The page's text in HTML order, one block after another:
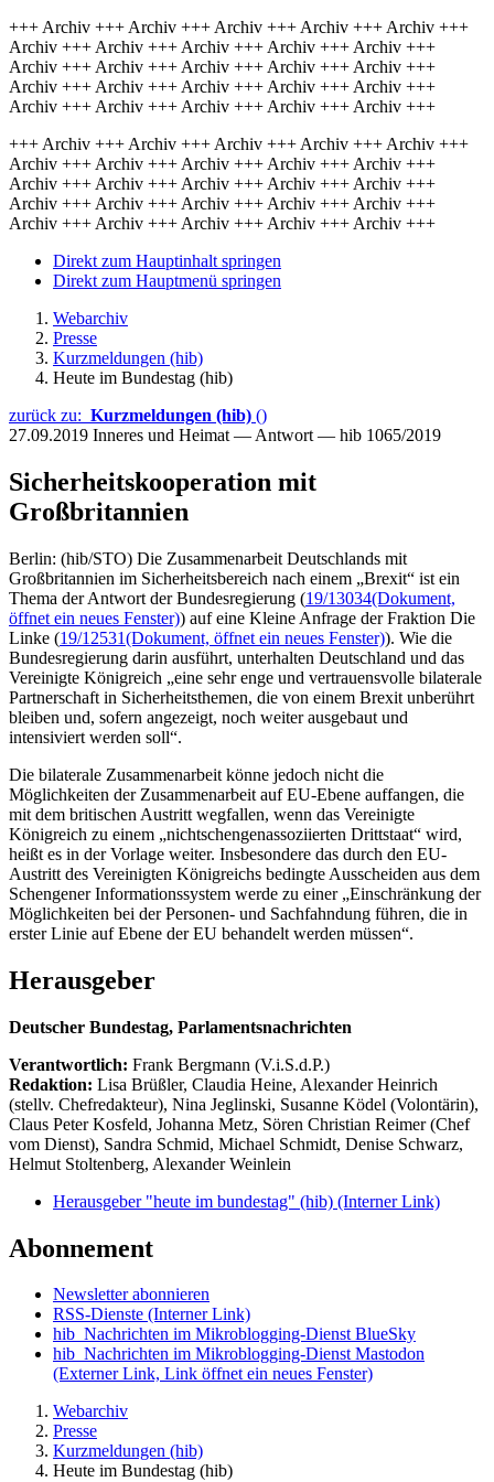
+++ Archiv +++ Archiv +++ Archiv +++ Archiv +++ Archiv +++
Archiv +++ Archiv +++ Archiv +++ Archiv +++ Archiv +++
Archiv +++ Archiv +++ Archiv +++ Archiv +++ Archiv +++
Archiv +++ Archiv +++ Archiv +++ Archiv +++ Archiv +++
Archiv +++ Archiv +++ Archiv +++ Archiv +++ Archiv +++
+++ Archiv +++ Archiv +++ Archiv +++ Archiv +++ Archiv +++
Archiv +++ Archiv +++ Archiv +++ Archiv +++ Archiv +++
Archiv +++ Archiv +++ Archiv +++ Archiv +++ Archiv +++
Archiv +++ Archiv +++ Archiv +++ Archiv +++ Archiv +++
Archiv +++ Archiv +++ Archiv +++ Archiv +++ Archiv +++
Direkt zum Hauptinhalt springen
Direkt zum Hauptmenü springen
Webarchiv
Presse
Kurzmeldungen (hib)
Heute im Bundestag (hib)
zurück zu: Kurzmeldungen (hib) ()
27.09.2019 Inneres und Heimat — Antwort — hib 1065/2019
Sicherheitskooperation mit
Großbritannien
Berlin: (hib/STO) Die Zusammenarbeit Deutschlands mit
Großbritannien im Sicherheitsbereich nach einem „Brexit“ ist ein
Thema der Antwort der Bundesregierung (19/13034(Dokument,
öffnet ein neues Fenster)) auf eine Kleine Anfrage der Fraktion Die
Linke (19/12531(Dokument, öffnet ein neues Fenster)). Wie die
Bundesregierung darin ausführt, unterhalten Deutschland und das
Vereinigte Königreich „eine sehr enge und vertrauensvolle bilaterale
Partnerschaft in Sicherheitsthemen, die von einem Brexit unberührt
bleiben und, sofern angezeigt, noch weiter ausgebaut und
intensiviert werden soll“.
Die bilaterale Zusammenarbeit könne jedoch nicht die
Möglichkeiten der Zusammenarbeit auf EU-Ebene auffangen, die
mit dem britischen Austritt wegfallen, wenn das Vereinigte
Königreich zu einem „nichtschengenassoziierten Drittstaat“ wird,
heißt es in der Vorlage weiter. Insbesondere das durch den EU-
Austritt des Vereinigten Königreichs bedingte Ausscheiden aus dem
Schengener Informationssystem werde zu einer „Einschränkung der
Möglichkeiten bei der Personen- und Sachfahndung führen, die in
erster Linie auf Ebene der EU behandelt werden müssen“.
Herausgeber
Deutscher Bundestag, Parlamentsnachrichten
Verantwortlich: Frank Bergmann (V.i.S.d.P.)
Redaktion: Lisa Brüßler, Claudia Heine, Alexander Heinrich
(stellv. Chefredakteur), Nina Jeglinski, Susanne Ködel (Volontärin),
Claus Peter Kosfeld, Johanna Metz, Sören Christian Reimer (Chef
vom Dienst), Sandra Schmid, Michael Schmidt, Denise Schwarz,
Helmut Stoltenberg, Alexander Weinlein
Herausgeber "heute im bundestag" (hib) (Interner Link)
Abonnement
Newsletter abonnieren
RSS-Dienste (Interner Link)
hib_Nachrichten im Mikroblogging-Dienst BlueSky
hib_Nachrichten im Mikroblogging-Dienst Mastodon
(Externer Link, Link öffnet ein neues Fenster)
Webarchiv
Presse
Kurzmeldungen (hib)
Heute im Bundestag (hib)